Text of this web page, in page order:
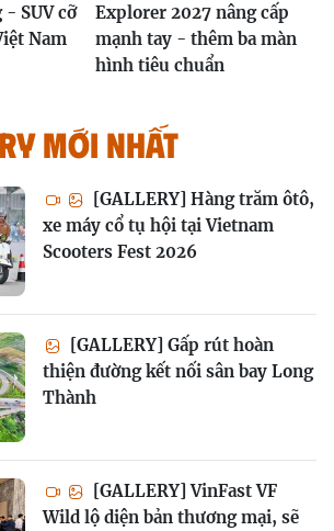
SUV cỡ
Nam
Explorer 2027 nâng cấp
mạnh tay - thêm ba màn
hình tiêu chuẩn
MỚI NHẤT
[GALLERY] Hàng trăm ôtô,
xe máy cổ tụ hội tại Vietnam
Scooters Fest 2026
[GALLERY] Gấp rút hoàn
thiện đường kết nối sân bay Long
Thành
[GALLERY] VinFast VF
Wild lộ diện bản thương mại, sẽ